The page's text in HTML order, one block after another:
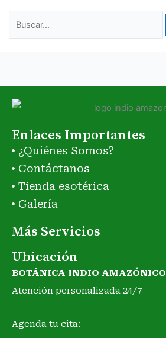
Enlaces Importantes
¿Quiénes Somos?
Contáctanos
Tienda esotérica
Galería
Más Servicios
Ubicación
BOTÁNICA INDIO AMAZÓNICO
Atención personalizada 24/7
Agenda tu cita: